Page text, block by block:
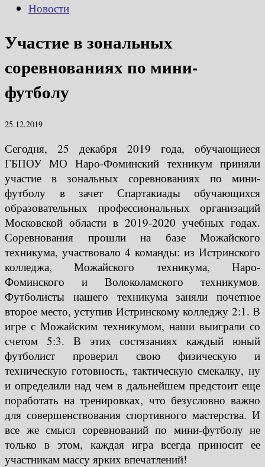
Новости
Участие в зональных
соревнованиях по мини-
футболу
25.12.2019
Сегодня, 25 декабря 2019 года, обучающиеся
ГБПОУ МО Наро-Фоминский техникум приняли
участие в зональных соревнованиях по мини-
футболу в зачет Спартакиады обучающихся
образовательных профессиональных организаций
Московской области в 2019-2020 учебных годах.
Соревнования прошли на базе Можайского
техникума, участвовало 4 команды: из Истринского
колледжа, Можайского техникума, Наро-
Фоминского и Волоколамского техникумов.
Футболисты нашего техникума заняли почетное
второе место, уступив Истринскому колледжу 2:1. В
игре с Можайским техникумом, наши выиграли со
счетом 5:3. В этих состязаниях каждый юный
футболист проверил свою физическую и
техническую готовность, тактическую смекалку, ну
и определили над чем в дальнейшем предстоит еще
поработать на тренировках, что безусловно важно
для совершенствования спортивного мастерства. И
все же смысл соревнований по мини-футболу не
только в этом, каждая игра всегда приносит ее
участникам массу ярких впечатлений!